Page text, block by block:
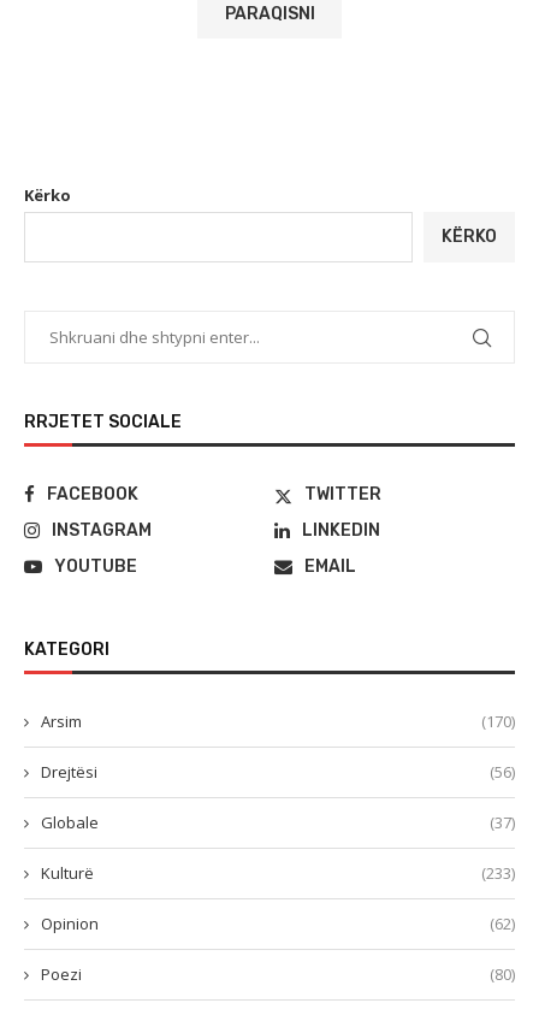
Kërko
KËRKO
RRJETET SOCIALE
FACEBOOK
TWITTER
INSTAGRAM
LINKEDIN
YOUTUBE
EMAIL
KATEGORI
Arsim (170)
Drejtësi (56)
Globale (37)
Kulturë (233)
Opinion (62)
Poezi (80)